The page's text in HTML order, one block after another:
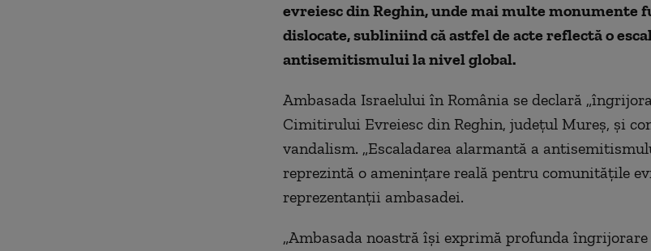
evreiesc din Reghin, unde mai multe monumente
dislocate, subliniind că astfel de acte reflectă o
antisemitismului la nivel global.
Ambasada Israelului în România se declară
Cimitirului Evreiesc din Reghin, judeţul Mureş, şi
vandalism. „Escaladarea alarmantă a
reprezintă o ameninţare reală pentru comunităţile
reprezentanţii ambasadei.
„Ambasada noastră îşi exprimă profunda